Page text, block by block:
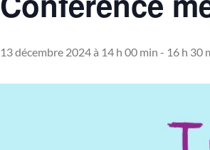
13 décembre 2024 à 14 h 00 min - 16 h 30